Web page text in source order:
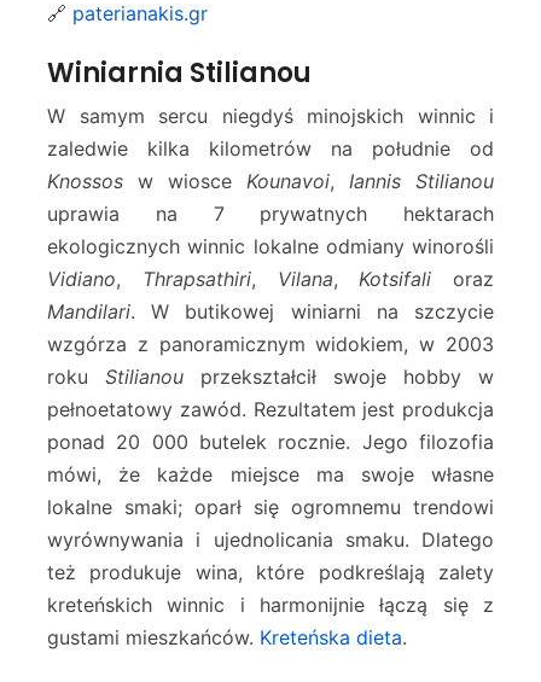
🔗 paterianakis.gr
Winiarnia Stilianou
W samym sercu niegdyś minojskich winnic i
zaledwie kilka kilometrów na południe od
Knossos w wiosce Kounavoi, Iannis Stilianou
uprawia na 7 prywatnych hektarach
ekologicznych winnic lokalne odmiany winorośli
Vidiano, Thrapsathiri, Vilana,Kotsifali oraz
Mandilari. W butikowej winiarni na szczycie
wzgórza z panoramicznym widokiem, w 2003
roku Stilianou przekształcił swoje hobby w
pełnoetatowy zawód. Rezultatem jest produkcja
ponad 20 000 butelek rocznie. Jego filozofia
mówi, że każde miejsce ma swoje własne
lokalne smaki; oparł się ogromnemu trendowi
wyrównywania i ujednolicania smaku. Dlatego
też produkuje wina, które podkreślają zalety
kreteńskich winnic i harmonijnie łączą się z
gustami mieszkańców. Kreteńska dieta.